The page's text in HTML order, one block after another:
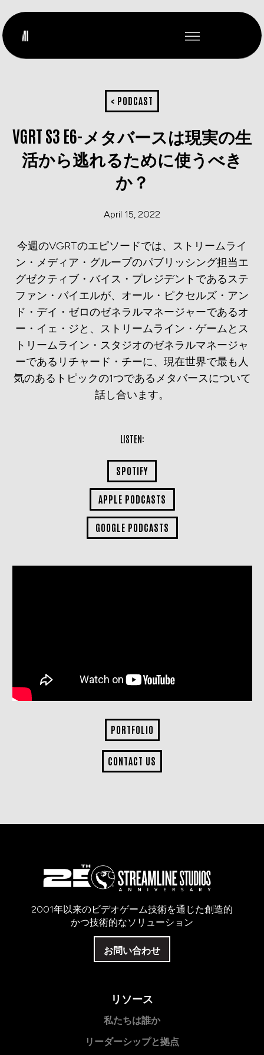
< PODCAST
VGRT S3 E6-メタバースは現実の生
活から逃れるために使うべき
か？
April 15, 2022
今週のVGRTのエピソードでは、ストリームライ
ン・メディア・グループのパブリッシング担当エ
グゼクティブ・バイス・プレジデントであるステ
ファン・バイエルが、オール・ピクセルズ・アン
ド・デイ・ゼロのゼネラルマネージャーであるオ
ー・イェ・ジと、ストリームライン・ゲームとス
トリームライン・スタジオのゼネラルマネージャ
ーであるリチャード・チーに、現在世界で最も人
気のあるトピックの1つであるメタバースについて
話し合います。
LISTEN:
SPOTIFY
APPLE PODCASTS
GOOGLE PODCASTS
PORTFOLIO
CONTACT US
2001年以来のビデオゲーム技術を通じた創造的
かつ技術的なソリューション
お問い合わせ
リソース
私たちは誰か
リーダーシップと拠点